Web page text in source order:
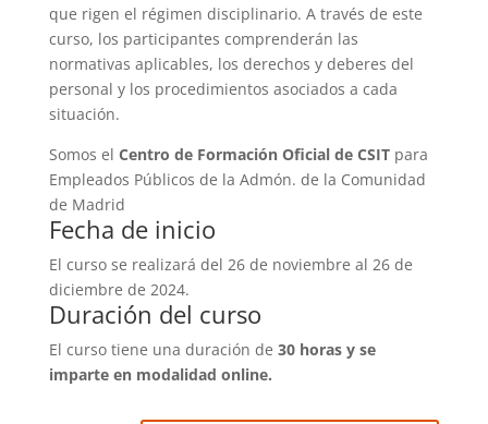
que rigen el régimen disciplinario. A través de este
curso, los participantes comprenderán las
normativas aplicables, los derechos y deberes del
personal y los procedimientos asociados a cada
situación.
Somos el Centro de Formación Oficial de CSITpara
Empleados Públicos de la Admón. de la Comunidad
de Madrid
Fecha de inicio
El curso se realizará del 26 de noviembre al 26 de
diciembre de 2024.
Duración del curso
El curso tiene una duración de 30horas y se
imparte en modalidad online.